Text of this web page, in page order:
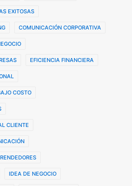
EXITOSAS
COMUNICACIÓN CORPORATIVA
EFICIENCIA FINANCIERA
COSTO
CLIENTE
IDEA DE NEGOCIO